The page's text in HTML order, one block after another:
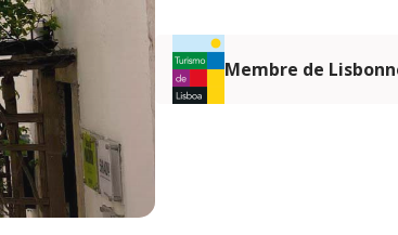
Membre de